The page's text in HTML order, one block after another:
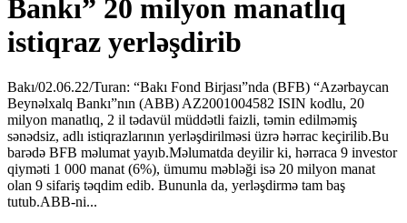
Bankı” 20 milyon manatlıq
istiqraz yerləşdirib
Bakı/02.06.22/Turan: “Bakı Fond Birjası”nda (BFB) “Azərbaycan
Beynəlxalq Bankı”nın (ABB) AZ2001004582 ISIN kodlu, 20
milyon manatlıq, 2 il tədavül müddətli faizli, təmin edilməmiş
sənədsiz, adlı istiqrazlarının yerləşdirilməsi üzrə hərrac keçirilib.Bu
barədə BFB məlumat yayıb.Məlumatda deyilir ki, hərraca 9 investor
qiyməti 1 000 manat (6%), ümumu məbləği isə 20 milyon manat
olan 9 sifariş təqdim edib. Bununla da, yerləşdirmə tam baş
tutub.ABB-ni...